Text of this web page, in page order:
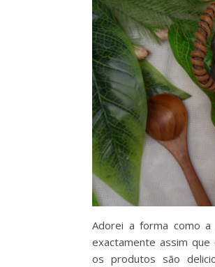
Adorei a forma como a
exactamente assim
os produtos são